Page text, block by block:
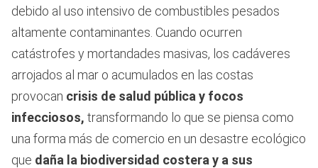
debido al uso intensivo de combustibles pesados
altamente contaminantes. Cuando ocurren
catástrofes y mortandades masivas, los cadáveres
arrojados al mar o acumulados en las costas
provocan crisis de salud pública y focos
infecciosos, transformando lo que se piensa como
una forma más de comercio en un desastre ecológico
que daña la biodiversidad costera y a sus